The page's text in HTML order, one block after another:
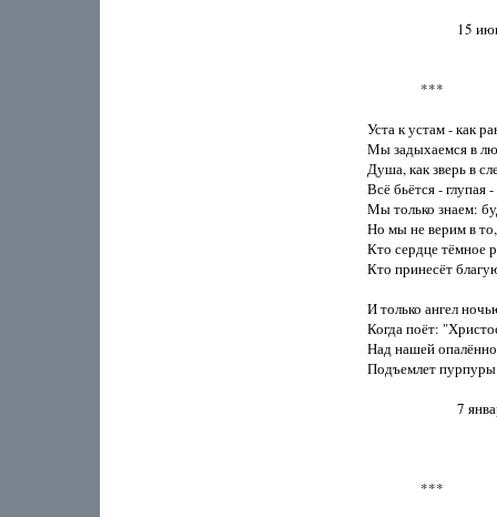
                ***
Уста к устам - как
Мы задыхаемся в
Душа, как зверь в
Всё бьётся - глупая
Мы только знаем:
Но мы не верим в
Кто сердце тёмное
Кто принесёт
И только ангел
Когда поёт:
Над нашей
Подъемлет пурпуры
7
                ***